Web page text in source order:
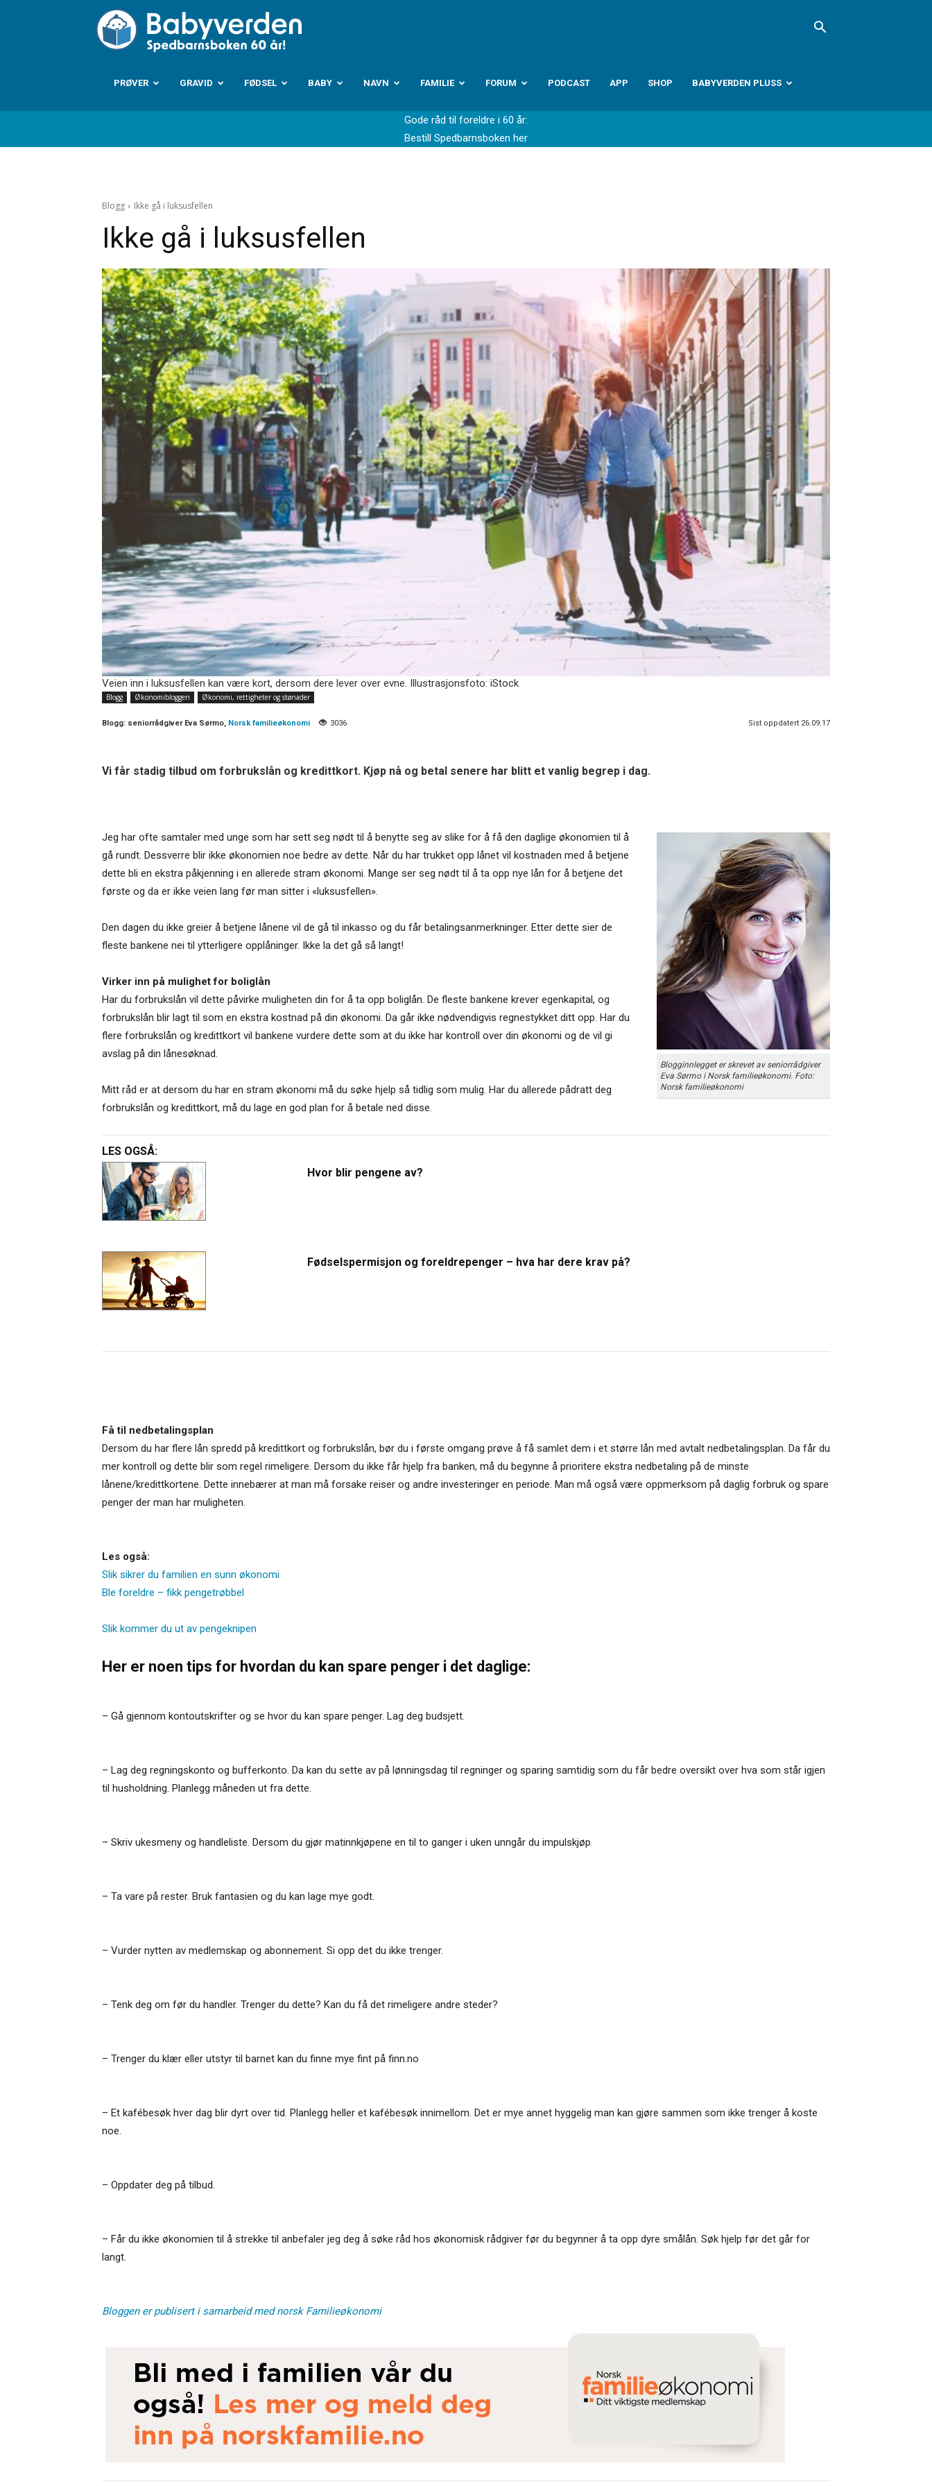
Babyverden.no
PRØVER GRAVID FØDSEL BABY NAVN FAMILIE FORUM PODCAST APP SHOP BABYVERDEN PLUSS
Gode råd til foreldre i 60 år:
Bestill Spedbarnsboken her
Blogg Ikke gå i luksusfellen
Ikke gå i luksusfellen
Veien inn i luksusfellen kan være kort, dersom dere lever over evne. Illustrasjonsfoto: iStock
Blogg Økonomibloggen Økonomi, rettigheter og stønader
Blogg: seniorrådgiver Eva Sørmo, Norsk familieøkonomi 3036 Sist oppdatert 26.09.17
Vi får stadig tilbud om forbrukslån og kredittkort. Kjøp nå og betal senere har blitt et vanlig begrep i dag.
Blogginnlegget er skrevet av seniorrådgiver
Eva Sørmo i Norsk familieøkonomi. Foto:
Norsk familieøkonomi
Jeg har ofte samtaler med unge som har sett seg nødt til å benytte seg av slike for å få den daglige økonomien til å
gå rundt. Dessverre blir ikke økonomien noe bedre av dette. Når du har trukket opp lånet vil kostnaden med å betjene
dette bli en ekstra påkjenning i en allerede stram økonomi. Mange ser seg nødt til å ta opp nye lån for å betjene det
første og da er ikke veien lang før man sitter i «luksusfellen».
Den dagen du ikke greier å betjene lånene vil de gå til inkasso og du får betalingsanmerkninger. Etter dette sier de
fleste bankene nei til ytterligere opplåninger. Ikke la det gå så langt!
Virker inn på mulighet for boliglån
Har du forbrukslån vil dette påvirke muligheten din for å ta opp boliglån. De fleste bankene krever egenkapital, og
forbrukslån blir lagt til som en ekstra kostnad på din økonomi. Da går ikke nødvendigvis regnestykket ditt opp. Har du
flere forbrukslån og kredittkort vil bankene vurdere dette som at du ikke har kontroll over din økonomi og de vil gi
avslag på din lånesøknad.
Mitt råd er at dersom du har en stram økonomi må du søke hjelp så tidlig som mulig. Har du allerede pådratt deg
forbrukslån og kredittkort, må du lage en god plan for å betale ned disse.
LES OGSÅ:
Hvor blir pengene av?
Fødselspermisjon og foreldrepenger – hva har dere krav på?
Få til nedbetalingsplan
Dersom du har flere lån spredd på kredittkort og forbrukslån, bør du i første omgang prøve å få samlet dem i et større lån med avtalt nedbetalingsplan. Da får du
mer kontroll og dette blir som regel rimeligere. Dersom du ikke får hjelp fra banken, må du begynne å prioritere ekstra nedbetaling på de minste
lånene/kredittkortene. Dette innebærer at man må forsake reiser og andre investeringer en periode. Man må også være oppmerksom på daglig forbruk og spare
penger der man har muligheten.
Les også:
Slik sikrer du familien en sunn økonomi
Ble foreldre – fikk pengetrøbbel
Slik kommer du ut av pengeknipen
Her er noen tips for hvordan du kan spare penger i det daglige:
– Gå gjennom kontoutskrifter og se hvor du kan spare penger. Lag deg budsjett.
– Lag deg regningskonto og bufferkonto. Da kan du sette av på lønningsdag til regninger og sparing samtidig som du får bedre oversikt over hva som står igjen
til husholdning. Planlegg måneden ut fra dette.
– Skriv ukesmeny og handleliste. Dersom du gjør matinnkjøpene en til to ganger i uken unngår du impulskjøp.
– Ta vare på rester. Bruk fantasien og du kan lage mye godt.
– Vurder nytten av medlemskap og abonnement. Si opp det du ikke trenger.
– Tenk deg om før du handler. Trenger du dette? Kan du få det rimeligere andre steder?
– Trenger du klær eller utstyr til barnet kan du finne mye fint på finn.no
– Et kafébesøk hver dag blir dyrt over tid. Planlegg heller et kafébesøk innimellom. Det er mye annet hyggelig man kan gjøre sammen som ikke trenger å koste
noe.
– Oppdater deg på tilbud.
– Får du ikke økonomien til å strekke til anbefaler jeg deg å søke råd hos økonomisk rådgiver før du begynner å ta opp dyre smålån. Søk hjelp før det går for
langt.
Bloggen er publisert i samarbeid med norsk Familieøkonomi